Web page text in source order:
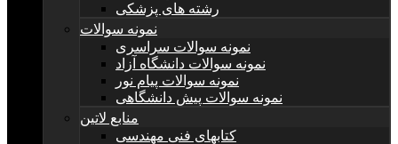
رشته های پزشکی
نمونه سوالات
نمونه سوالات سراسری
نمونه سوالات دانشگاه آزاد
نمونه سوالات پیام نور
نمونه سوالات پیش دانشگاهی
منابع لاتین
کتابهای فنی مهندسی